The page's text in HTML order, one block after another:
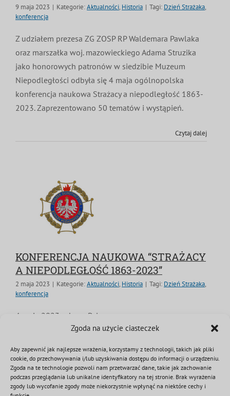
Zgoda na użycie ciasteczek
Aby zapewnić jak najlepsze wrażenia, korzystamy z technologii, takich jak pliki
cookie, do przechowywania i/lub uzyskiwania dostępu do informacji o urządzeniu.
Zgoda na te technologie pozwoli nam przetwarzać dane, takie jak zachowanie
podczas przeglądania lub unikalne identyfikatory na tej stronie. Brak wyrażenia
zgody lub wycofanie zgody może niekorzystnie wpłynąć na niektóre cechy i
9 maja 2023 | Kategorie:Aktualności, Historia | Tagi: Dzień Strażaka,
konferencja
Z udziałem prezesa ZG ZOSP RP Waldemara Pawlaka
oraz marszałka woj. mazowieckiego Adama Struzika
jako honorowych patronów w siedzibie Muzeum
Niepodległości odbyła się 4 maja ogólnopolska
konferencja naukowa Strażacy a niepodległość 1863-
2023. Zaprezentowano 50 tematów i wystąpień.
Czytaj dalej
KONFERENCJA NAUKOWA “STRAŻACY
A NIEPODLEGŁOŚĆ 1863-2023”
2 maja 2023 | Kategorie:Aktualności, Historia | Tagi: Dzień Strażaka,
konferencja
4 maja 2023 roku w Pałacu
Przebendowskich/Radziwiłłów, głównej siedzibie
Ogólnopolska Konferencja Naukowa „Strażacy a
niepodległość 1863 – 2023”. Początek konferencji o
9.30.